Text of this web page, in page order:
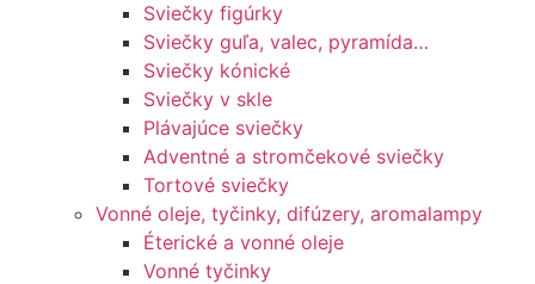
Sviečky figúrky
Sviečky guľa, valec, pyramída…
Sviečky kónické
Sviečky v skle
Plávajúce sviečky
Adventné a stromčekové sviečky
Tortové sviečky
Vonné oleje, tyčinky, difúzery, aromalampy
Éterické a vonné oleje
Vonné tyčinky